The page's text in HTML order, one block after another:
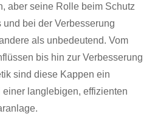
aber seine Rolle beim Schutz
und bei der Verbesserung
als unbedeutend. Vom
bis hin zur Verbesserung
sind diese Kappen ein
langlebigen, effizienten